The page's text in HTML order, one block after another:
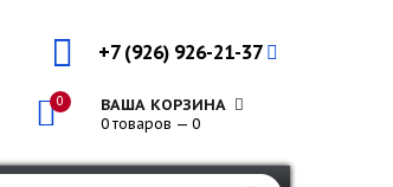
+7 (926) 926-21-37
0 ВАША КОРЗИНА
0 товаров — 0